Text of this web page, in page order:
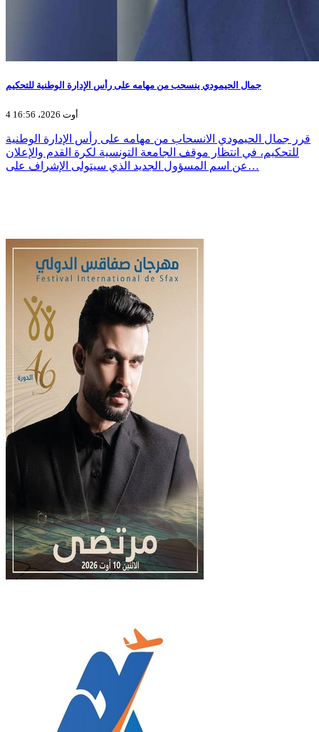
جمال الحيمودي ينسحب من مهامه على رأس الإدارة الوطنية للتحكيم
4 أوت 2026، 16:56
قرر جمال الحيمودي الانسحاب من مهامه على رأس الإدارة الوطنية
للتحكيم، في انتظار موقف الجامعة التونسية لكرة القدم والإعلان
عن اسم المسؤول الجديد الذي سيتولى الإشراف على…